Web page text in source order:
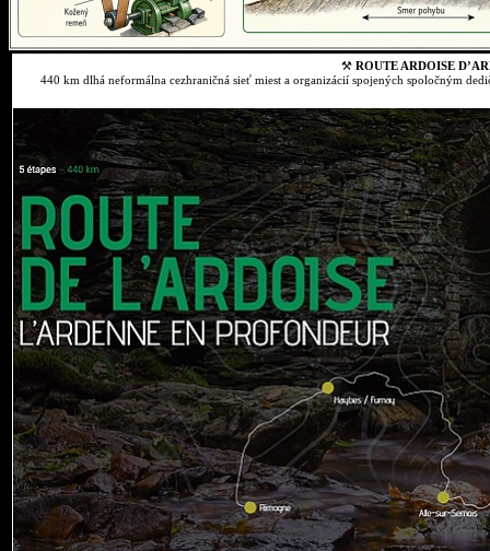
⚒ ROUTE ARDOISE
440 km dlhá neformálna cezhraničná sieť miest a organizácií spojených spoločným